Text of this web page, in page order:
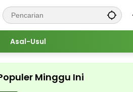
Asal-Usul
Minggu Ini